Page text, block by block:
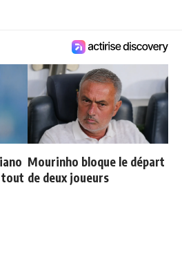
tout
Mourinho bloque le départ
de deux joueurs